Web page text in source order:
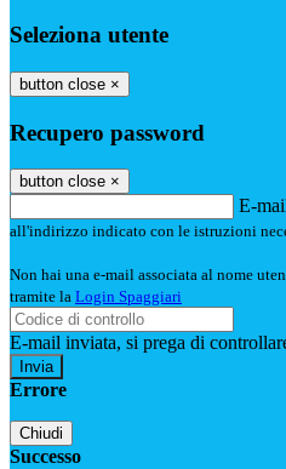
Seleziona utente
button close ×
Recupero password
button close ×
E-
all'indirizzo indicato con le istruzioni
Non hai una e-mail associata al nome
tramite la Login Spaggiari
E-mail inviata, si prega di
Errore
Chiudi
Successo